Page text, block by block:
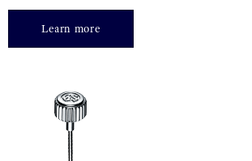
Learn more